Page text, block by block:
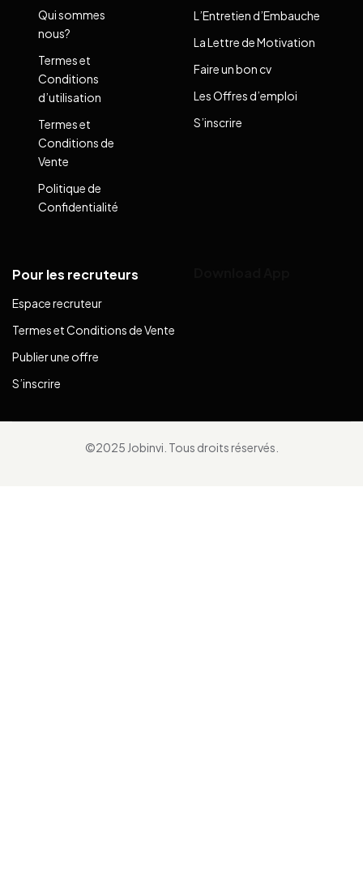
Qui sommes
nous?
Termes et
Conditions
d’utilisation
Termes et
Conditions de
Vente
Politique de
Confidentialité
L’Entretien d’Embauche
La Lettre de Motivation
Faire un bon cv
Les Offres d’emploi
S’inscrire
Pour les recruteurs
Espace recruteur
Termes et Conditions de Vente
Publier une offre
S’inscrire
©2025 Jobinvi. Tous droits réservés.